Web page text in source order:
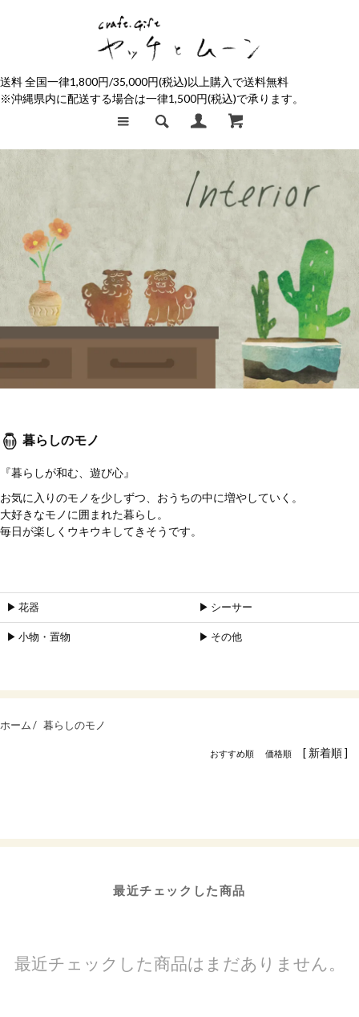
送料 全国一律1,800円/35,000円(税込)以上購入で送料無料
※沖縄県内に配送する場合は一律1,500円(税込)で承ります。
暮らしのモノ
『暮らしが和む、遊び心』
お気に入りのモノを少しずつ、おうちの中に増やしていく。
大好きなモノに囲まれた暮らし。
毎日が楽しくウキウキしてきそうです。
▶︎ 花器 ▶︎ シーサー
▶︎ 小物・置物 ▶︎ その他
ホーム / 暮らしのモノ
おすすめ順 価格順 [ 新着順 ]
最近チェックした商品
最近チェックした商品はまだありません。